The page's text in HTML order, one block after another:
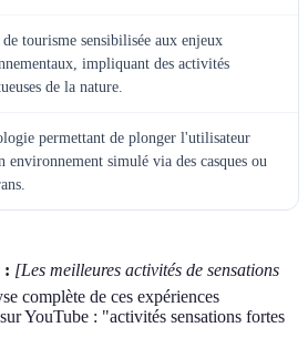
tourisme sensibilisée aux enjeux
impliquant des activités
de la nature.
permettant de plonger l'utilisateur
environnement simulé via des casques ou
: [Les meilleures activités de sensations
complète de ces expériences
YouTube : "activités sensations fortes